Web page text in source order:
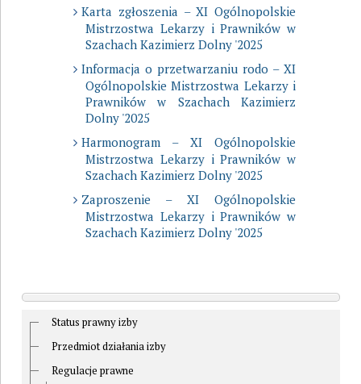
Karta zgłoszenia – XI Ogólnopolskie
Mistrzostwa Lekarzy i Prawników w
Szachach Kazimierz Dolny '2025
Informacja o przetwarzaniu rodo – XI
Ogólnopolskie Mistrzostwa Lekarzy i
Prawników w Szachach Kazimierz
Dolny '2025
Harmonogram – XI Ogólnopolskie
Mistrzostwa Lekarzy i Prawników w
Szachach Kazimierz Dolny '2025
Zaproszenie – XI Ogólnopolskie
Mistrzostwa Lekarzy i Prawników w
Szachach Kazimierz Dolny '2025
Status prawny izby
Przedmiot działania izby
Regulacje prawne